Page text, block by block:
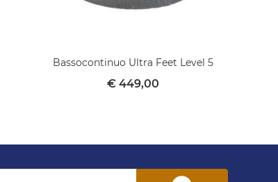
Bassocontinuo Ultra Feet Level 5
€ 449,00